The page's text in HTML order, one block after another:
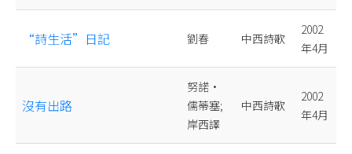
“詩生活”日記 劉春 中西詩歌
2002
年4月
沒有出路
努諾•
儒蒂塞;
岸西譯
中西詩歌
2002
年4月